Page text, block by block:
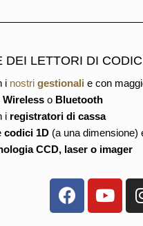
DEI LETTORI DI
i nostri gestionali e con
Wireless o Bluetooth
i registratori di cassa
codici 1D (a una dimensione)
CCD, laser o imager